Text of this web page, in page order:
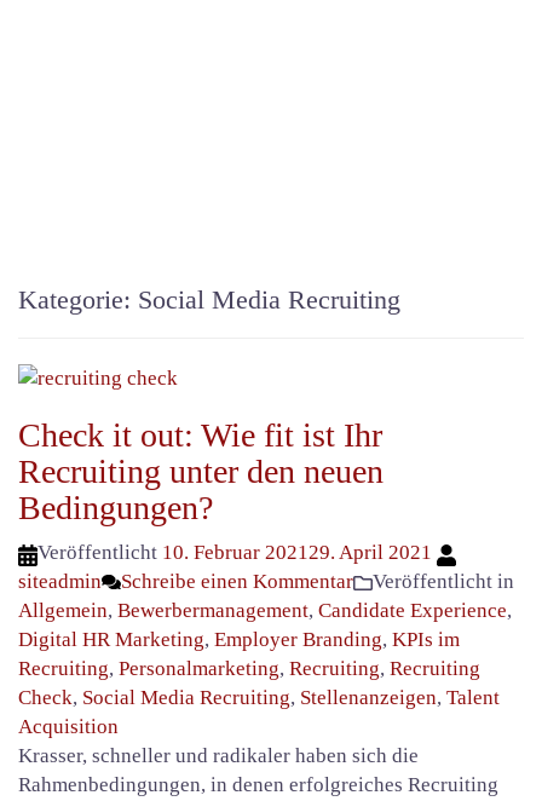
Kategorie: Social Media Recruiting
Check it out: Wie fit ist Ihr
Recruiting unter den neuen
Bedingungen?
Veröffentlicht 10. Februar 202129. April 2021
siteadmin
Schreibe einen Kommentar
Veröffentlicht in
Allgemein, Bewerbermanagement, Candidate Experience,
Digital HR Marketing, Employer Branding, KPIs im
Recruiting, Personalmarketing, Recruiting, Recruiting
Check, Social Media Recruiting, Stellenanzeigen, Talent
Acquisition
Krasser, schneller und radikaler haben sich die
Rahmenbedingungen, in denen erfolgreiches Recruiting